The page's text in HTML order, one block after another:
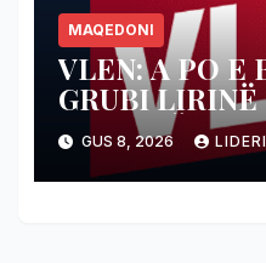
MAQEDONI
VLEN: A PO E
GRUBI
E BDI-SË?
GUS 8, 2026